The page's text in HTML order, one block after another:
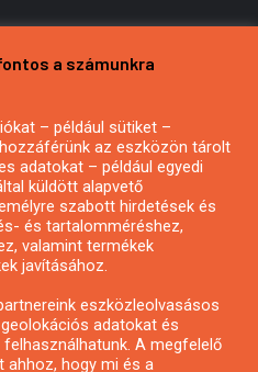
vagy hírlevél
a számunkra
– például sütiket –
az eszközön tárolt
adatokat – például egyedi
küldött alapvető
szabott hirdetések és
és tartalomméréshez,
valamint termékek
javításához.
eszközleolvasásos
adatokat és
A megfelelő
ahhoz, hogy mi és a